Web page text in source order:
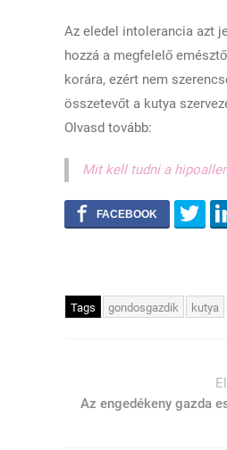
Az eledel intolerancia azt
hozzá a megfelelő
korára, ezért nem
összetevőt a kutya
Olvasd tovább:
Mit kell tudni a
Tags gondosgazdik kutya
Az engedékeny gazda